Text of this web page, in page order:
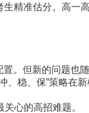
生精准估分。高一
。但新的问题也
、稳、保”策略在
心的高招难题。